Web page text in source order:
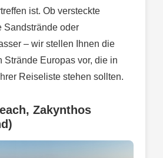
ist. Ob versteckte
Sandstrände oder
– wir stellen Ihnen die
Strände Europas vor, die in
Reiseliste stehen sollten.
Zakynthos